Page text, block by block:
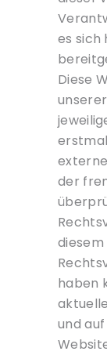
es sich
Diese
der
haben
und